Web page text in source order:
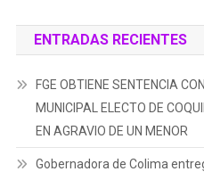
ENTRADAS RECIENTES
FGE OBTIENE SENTENCIA
MUNICIPAL ELECTO DE
EN AGRAVIO DE UN MENOR
Gobernadora de Colima